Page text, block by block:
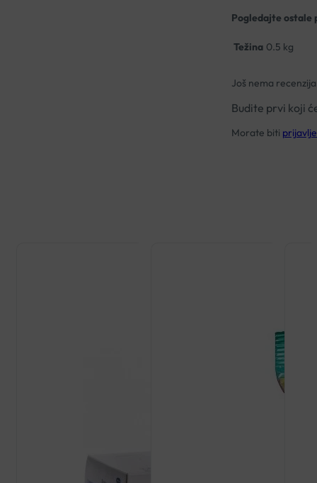
Pogledajte
Težina 0.5 kg
Još nema
Budite prvi koji
Morate biti